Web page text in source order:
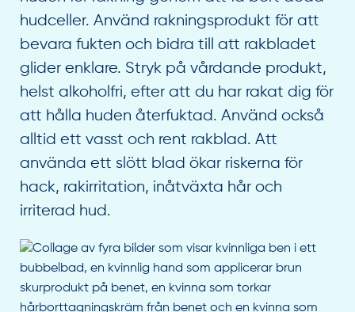
hudceller. Använd rakningsprodukt för att
bevara fukten och bidra till att rakbladet
glider enklare. Stryk på vårdande produkt,
helst alkoholfri, efter att du har rakat dig för
att hålla huden återfuktad. Använd också
alltid ett vasst och rent rakblad. Att
använda ett slött blad ökar riskerna för
hack, rakirritation, inåtväxta hår och
irriterad hud.